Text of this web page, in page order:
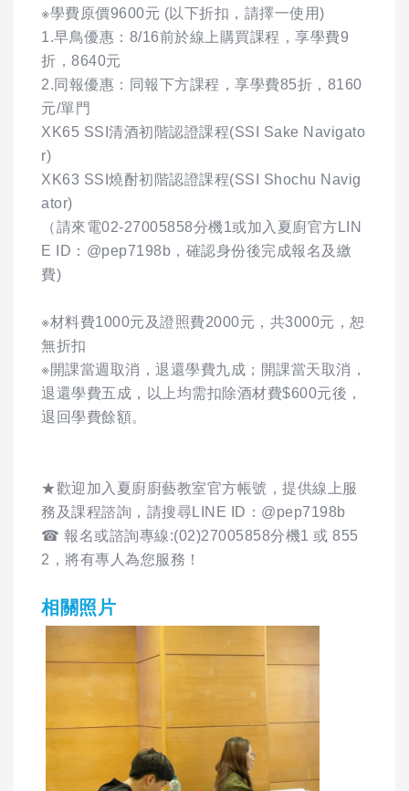
※學費原價9600元 (以下折扣，請擇一使用)
1.早鳥優惠：8/16前於線上購買課程，享學費9
折，8640元
2.同報優惠：同報下方課程，享學費85折，8160
元/單門
XK65 SSI清酒初階認證課程(SSI Sake Navigato
r)
XK63 SSI燒酎初階認證課程(SSI Shochu Navig
ator)
（請來電02-27005858分機1或加入夏廚官方LIN
E ID：@pep7198b，確認身份後完成報名及繳
費)
※材料費1000元及證照費2000元，共3000元，恕
無折扣
※開課當週取消，退還學費九成；開課當天取消，
退還學費五成，以上均需扣除酒材費$600元後，
退回學費餘額。
★歡迎加入夏廚廚藝教室官方帳號，提供線上服
務及課程諮詢，請搜尋LINE ID：@pep7198b
☎ 報名或諮詢專線:(02)27005858分機1 或 855
2，將有專人為您服務！
相關照片